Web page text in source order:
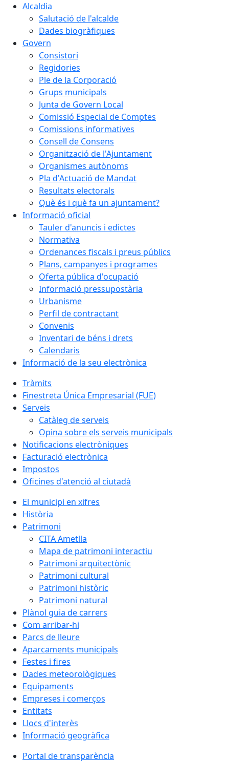
Alcaldia
Salutació de l'alcalde
Dades biogràfiques
Govern
Consistori
Regidories
Ple de la Corporació
Grups municipals
Junta de Govern Local
Comissió Especial de Comptes
Comissions informatives
Consell de Consens
Organització de l'Ajuntament
Organismes autònoms
Pla d'Actuació de Mandat
Resultats electorals
Què és i què fa un ajuntament?
Informació oficial
Tauler d'anuncis i edictes
Normativa
Ordenances fiscals i preus públics
Plans, campanyes i programes
Oferta pública d'ocupació
Informació pressupostària
Urbanisme
Perfil de contractant
Convenis
Inventari de béns i drets
Calendaris
Informació de la seu electrònica
Tràmits
Finestreta Única Empresarial (FUE)
Serveis
Catàleg de serveis
Opina sobre els serveis municipals
Notificacions electròniques
Facturació electrònica
Impostos
Oficines d'atenció al ciutadà
El municipi en xifres
Història
Patrimoni
CITA Ametlla
Mapa de patrimoni interactiu
Patrimoni arquitectònic
Patrimoni cultural
Patrimoni històric
Patrimoni natural
Plànol guia de carrers
Com arribar-hi
Parcs de lleure
Aparcaments municipals
Festes i fires
Dades meteorològiques
Equipaments
Empreses i comerços
Entitats
Llocs d'interès
Informació geogràfica
Portal de transparència